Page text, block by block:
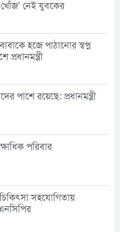
নেই যুবকের
হজে পাঠানোর স্বপ্ন
পাশে রয়েছে: প্রধানমন্ত্রী
পরিবার
সহযোগিতায়